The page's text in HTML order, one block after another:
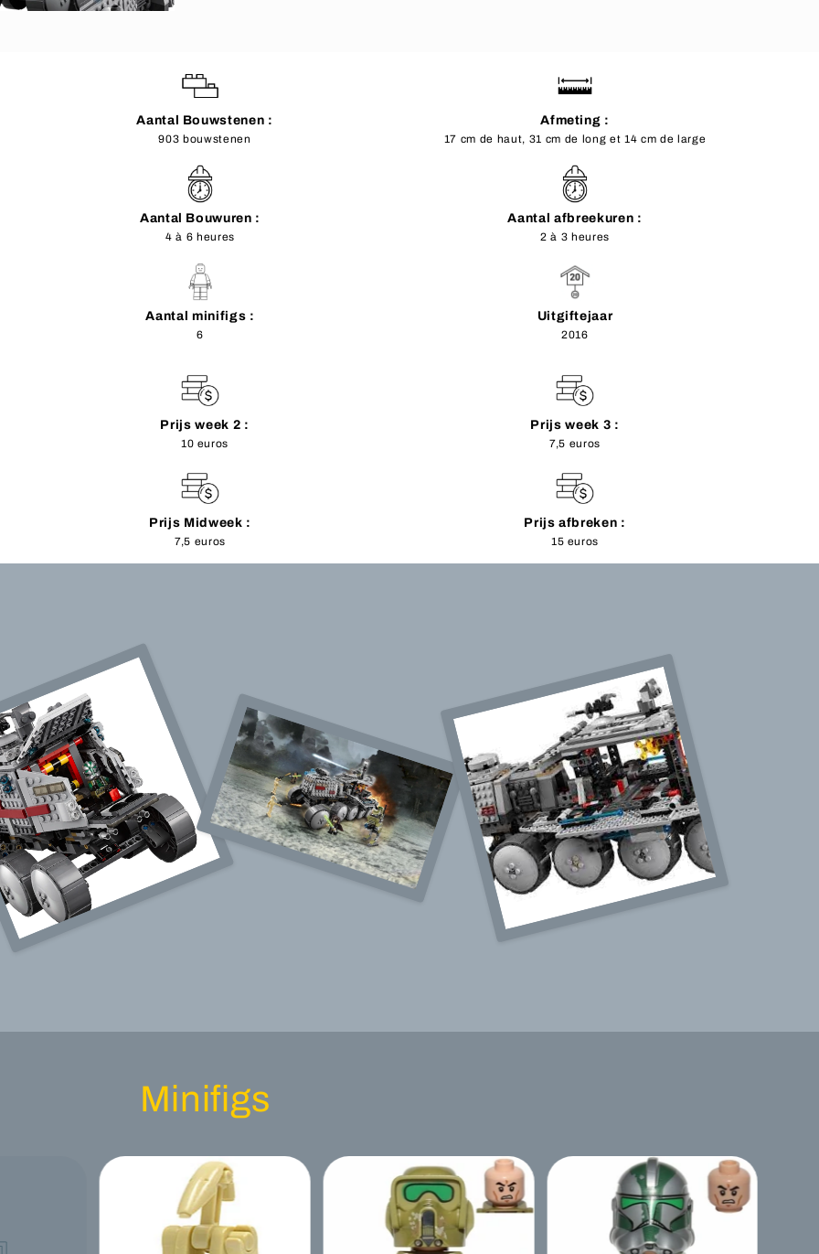
Aantal Bouwstenen :
903 bouwstenen
Afmeting :
17 cm de haut, 31 cm de long et 14 cm de large
Aantal Bouwuren :
4 à 6 heures
Aantal afbreekuren :
2 à 3 heures
Aantal minifigs :
6
Uitgiftejaar
2016
Prijs week 2 :
10 euros
Prijs week 3 :
7,5 euros
Prijs Midweek :
7,5 euros
Prijs afbreken :
15 euros
Minifigs